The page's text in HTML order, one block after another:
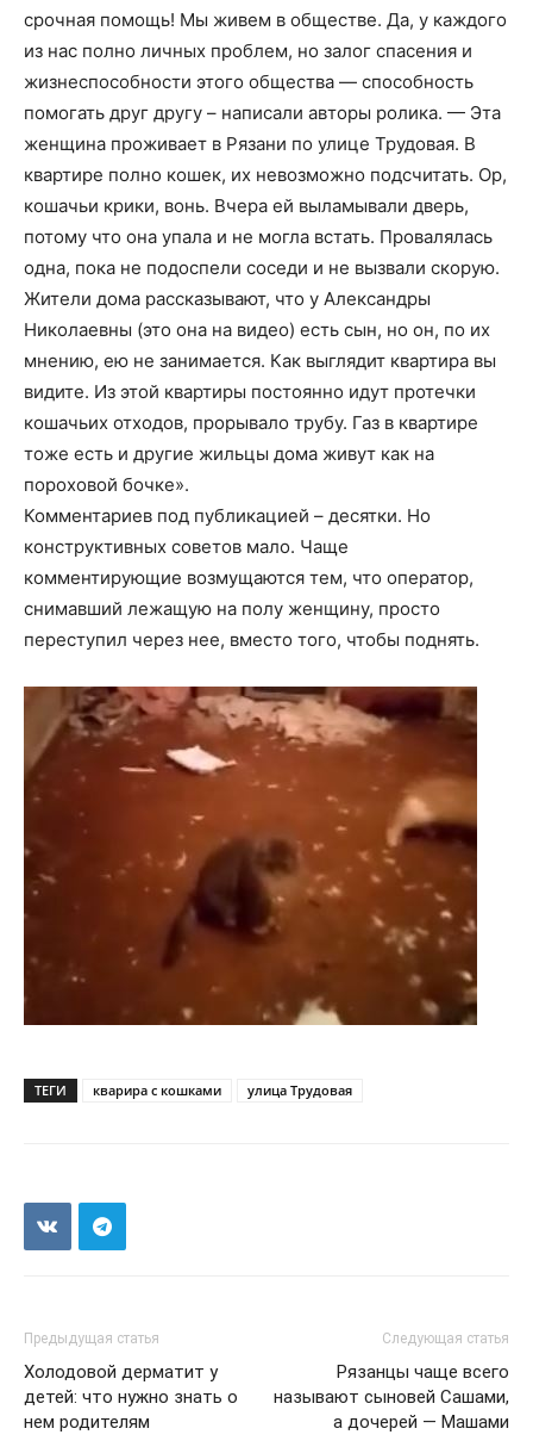
срочная помощь! Мы живем в обществе. Да, у каждого
из нас полно личных проблем, но залог спасения и
жизнеспособности этого общества — способность
помогать друг другу – написали авторы ролика. — Эта
женщина проживает в Рязани по улице Трудовая. В
квартире полно кошек, их невозможно подсчитать. Ор,
кошачьи крики, вонь. Вчера ей выламывали дверь,
потому что она упала и не могла встать. Провалялась
одна, пока не подоспели соседи и не вызвали скорую.
Жители дома рассказывают, что у Александры
Николаевны (это она на видео) есть сын, но он, по их
мнению, ею не занимается. Как выглядит квартира вы
видите. Из этой квартиры постоянно идут протечки
кошачьих отходов, прорывало трубу. Газ в квартире
тоже есть и другие жильцы дома живут как на
пороховой бочке».
Комментариев под публикацией – десятки. Но
конструктивных советов мало. Чаще
комментирующие возмущаются тем, что оператор,
снимавший лежащую на полу женщину, просто
переступил через нее, вместо того, чтобы поднять.
ТЕГИ кварира с кошками улица Трудовая
Предыдущая статья
Холодовой дерматит у
детей: что нужно знать о
нем родителям
Следующая статья
Рязанцы чаще всего
называют сыновей Сашами,
а дочерей — Машами